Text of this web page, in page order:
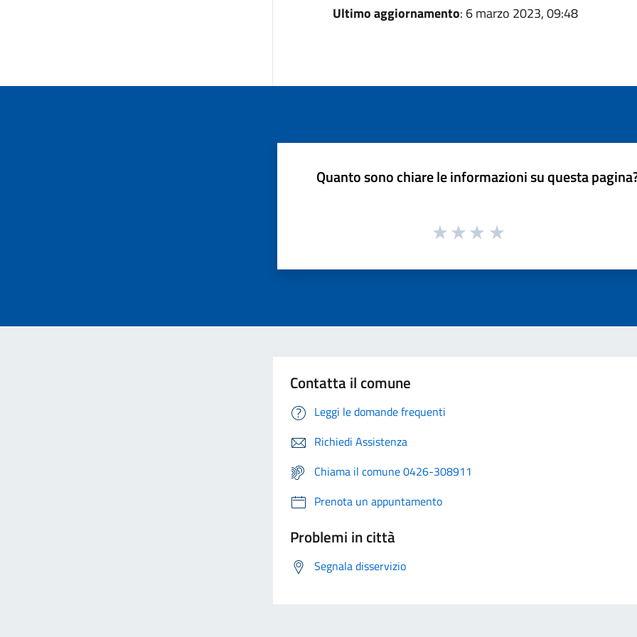
Ultimo aggiornamento: 6 marzo 2023, 09:48
Quanto sono chiare le informazioni su questa
Contatta il comune
Leggi le domande frequenti
Richiedi Assistenza
Chiama il comune 0426-308911
Prenota un appuntamento
Problemi in città
Segnala disservizio